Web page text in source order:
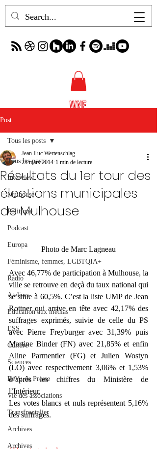
Post
Tous les posts
Interview
Mulhouse
Politique
Podcast
Europa
Féminisme, femmes, LGBTQIA+
Radio
Ateliers
Éducation aux médias
ESS
Culture
Sciences
ReVu de Presse
Vie des associations
Transfrontalier
Archives
Archives
Tous les posts
Résultats du 1er tour des
élections municipales
de Mulhouse
Jean-Luc Wertenschlag
23 mars 2014 1 min de lecture
Photo de Marc Lagneau
Avec 46,77% de participation à Mulhouse, la
ville se retrouve en deçà du taux national qui
se situe à 60,5%. C’est la liste UMP de Jean
Rottner qui arrive en tête avec 42,17% des
suffrages exprimés, suivie de celle du PS
avec Pierre Freyburger avec 31,39% puis
Martine Binder (FN) avec 21,85% et enfin
Aline Parmentier (FG) et Julien Wostyn
(LO) avec respectivement 3,06% et 1,53%
d’après les chiffres du Ministère de
l’Intérieur.
Les votes blancs et nuls représentent 5,16%
des suffrages.